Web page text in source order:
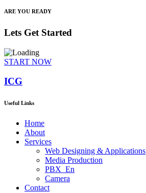
ARE YOU READY
Lets Get Started
START NOW
ICG
Useful Links
Home
About
Services
Web Designing & Applications
Media Production
PBX_En
Camera
Contact